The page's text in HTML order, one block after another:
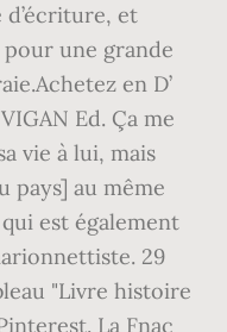
d’écriture, et
pour une grande
en D’
Ed. Ça me
vie à lui, mais
pays] au même
est également
29
"Livre histoire
La Fnac